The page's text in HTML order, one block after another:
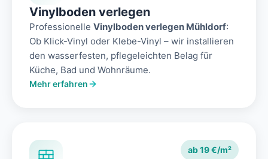
Vinylboden verlegen
Professionelle Vinylboden verlegen Mühldorf:
Ob Klick-Vinyl oder Klebe-Vinyl – wir installieren
den wasserfesten, pflegeleichten Belag für
Küche, Bad und Wohnräume.
Mehr erfahren
ab 19 €/m²